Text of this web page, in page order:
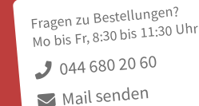
Fragen zu Bestellungen?
Mo bis Fr, 8:30 bis 11:30 Uhr
044 680 20 60
Mail senden